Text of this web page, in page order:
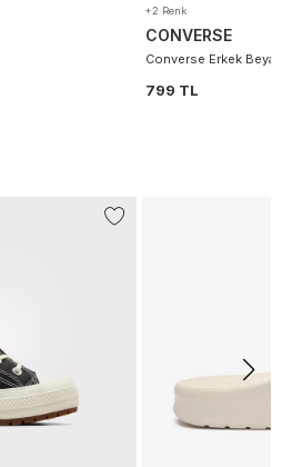
+2 Renk
CONVERSE
Converse Erkek
799 TL